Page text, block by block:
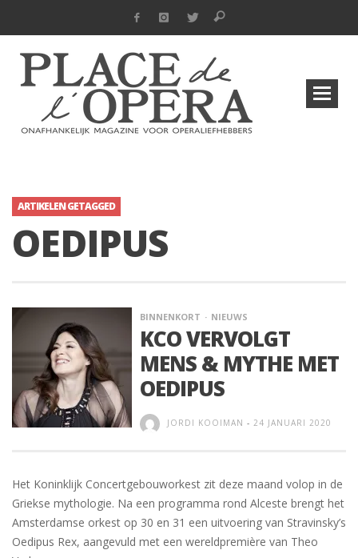
ARTIKELEN GETAGGED
OEDIPUS
BINNENKORT NIEUWS
KCO VERVOLGT
MENS & MYTHE MET
OEDIPUS
JORDI KOOIMAN - 24 JANUARI 2020
Het Koninklijk Concertgebouworkest zit deze maand volop in de
Griekse mythologie. Na een programma rond Alceste brengt het
Amsterdamse orkest op 30 en 31 een uitvoering van Stravinsky’s
Oedipus Rex, aangevuld met een wereldpremière van Theo